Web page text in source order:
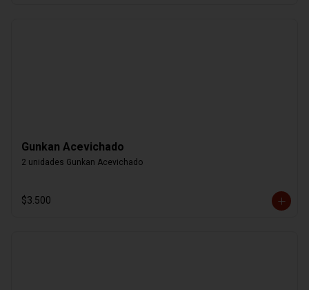
Gunkan Acevichado
2 unidades Gunkan Acevichado
$3.500